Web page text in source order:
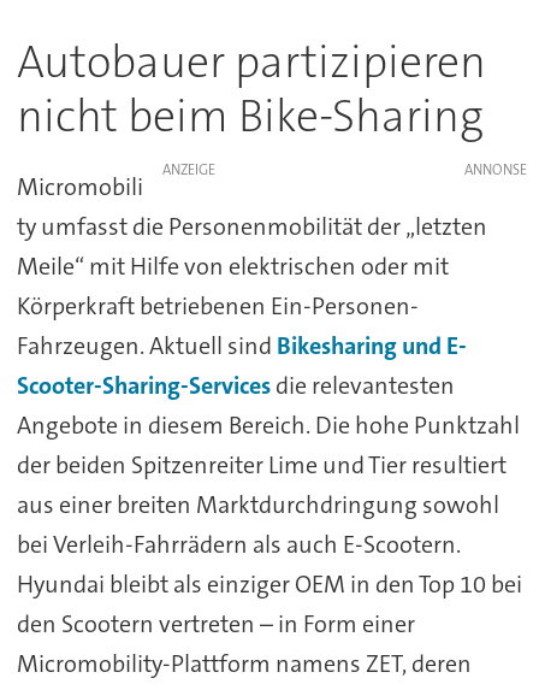
Autobauer partizipieren
nicht beim Bike-Sharing
ANZEIGE
Micromobili
ty umfasst die Personenmobilität der „letzten
Meile“ mit Hilfe von elektrischen oder mit
Körperkraft betriebenen Ein-Personen-
Fahrzeugen. Aktuell sind Bikesharing und E-
Scooter-Sharing-Servicesdie relevantesten
Angebote in diesem Bereich. Die hohe Punktzahl
der beiden Spitzenreiter Lime und Tier resultiert
aus einer breiten Marktdurchdringung sowohl
bei Verleih-Fahrrädern als auch E-Scootern.
Hyundai bleibt als einziger OEM in den Top 10 bei
den Scootern vertreten – in Form einer
Micromobility-Plattform namens ZET, deren